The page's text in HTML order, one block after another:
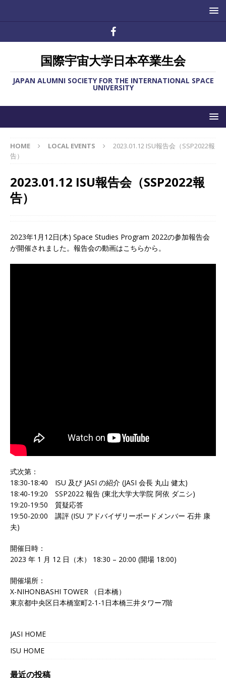
国際宇宙大学日本卒業生会
JAPAN ALUMNI SOCIETY FOR THE INTERNATIONAL SPACE
UNIVERSITY
HOME LOCAL EVENTS
2023.01.12 ISU報告会（SSP2022報
告）
2023.01.12 ISU報告会（SSP2022報
告）
2023年1月12日(木) Space Studies Program 2022の参加報告会
が開催されました。報告会の動画はこちらから。
式次第：
18:30-18:40 ISU 及び JASI の紹介 (JASI 会長 丸山 健太)
18:40-19:20 SSP2022 報告 (東北大学大学院 阿依 ダニシ)
19:20-19:50 質疑応答
19:50-20:00 講評 (ISU アドバイザリーボードメンバー 石井 康
夫)
開催日時：
2023 年 1 月 12 日（木） 18:30 – 20:00 (開場 18:00)
開催場所：
X-NIHONBASHI TOWER （日本橋）
東京都中央区日本橋室町2-1-1日本橋三井タワー7階
JASI HOME
ISU HOME
最近の投稿